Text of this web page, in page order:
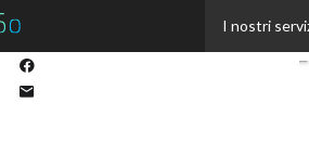
I nostri